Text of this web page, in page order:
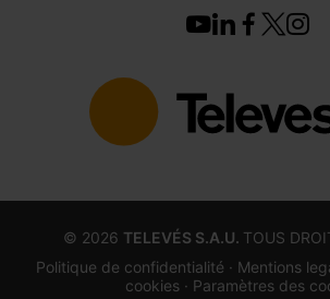
© 2026 TELEVÉS S.A.U. TOUS
Politique de confidentialité · Mentions
cookies · Paramètres des